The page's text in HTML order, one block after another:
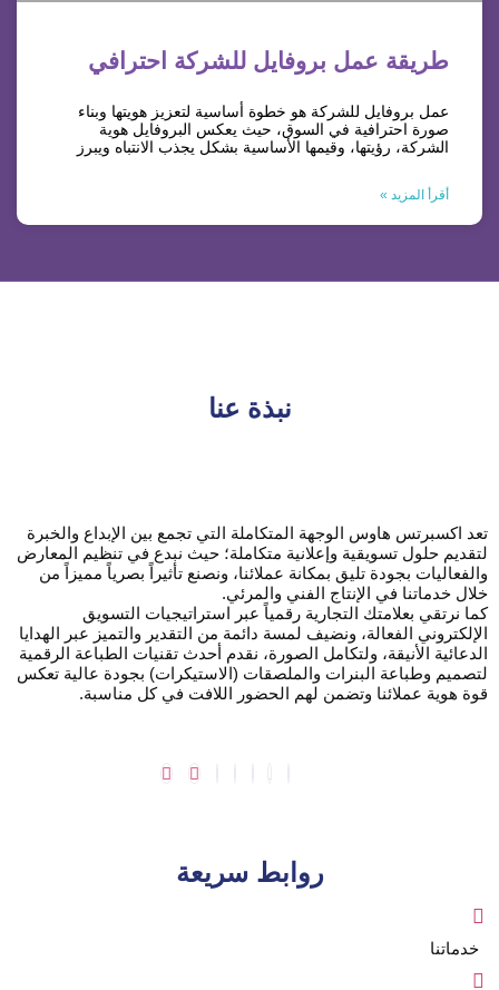
طريقة عمل بروفايل للشركة احترافي
عمل بروفايل للشركة هو خطوة أساسية لتعزيز هويتها وبناء
صورة احترافية في السوق، حيث يعكس البروفايل هوية
الشركة، رؤيتها، وقيمها الأساسية بشكل يجذب الانتباه ويبرز
أقرأ المزيد »
نبذة عنا
تعد اكسبرتس هاوس الوجهة المتكاملة التي تجمع بين الإبداع والخبرة
لتقديم حلول تسويقية وإعلانية متكاملة؛ حيث نبدع في تنظيم المعارض
والفعاليات بجودة تليق بمكانة عملائنا، ونصنع تأثيراً بصرياً مميزاً من
خلال خدماتنا في الإنتاج الفني والمرئي.
كما نرتقي بعلامتك التجارية رقمياً عبر استراتيجيات التسويق
الإلكتروني الفعالة، ونضيف لمسة دائمة من التقدير والتميز عبر الهدايا
الدعائية الأنيقة، ولتكامل الصورة، نقدم أحدث تقنيات الطباعة الرقمية
لتصميم وطباعة البنرات والملصقات (الاستيكرات) بجودة عالية تعكس
قوة هوية عملائنا وتضمن لهم الحضور اللافت في كل مناسبة.
روابط سريعة
خدماتنا